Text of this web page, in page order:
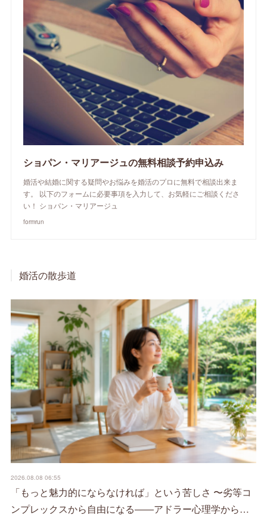
ショパン・マリアージュの無料相談予約申込み
婚活や結婚に関する疑問やお悩みを婚活のプロに無料で相談出来ま
す。 以下のフォームに必要事項を入力して、お気軽にご相談くださ
い！ ショパン・マリアージュ
formrun
婚活の散歩道
2026.08.08 06:55
「もっと魅力的にならなければ」という苦しさ 〜劣等コ
ンプレックスから自由になる――アドラー心理学から…